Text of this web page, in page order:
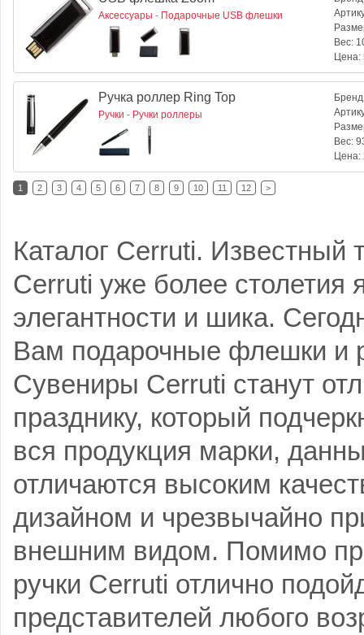
Аксессуары - Подарочные USB флешки
Вес:
Цена:
Ручка роллер Ring Top
Ручки - Ручки роллеры
Вес:
Цена:
1 2 3 4 5 6 7 8 9 10 11 12 >
Каталог Cerruti. Известный
Cerruti уже более столетия
элегантности и шика.
Вам подарочные флешки и
Сувениры Cerruti станут
празднику, который
вся продукция марки,
отличаются высоким
дизайном и чрезвычайно
внешним видом. Помимо
ручки Cerruti отлично
представителей любого